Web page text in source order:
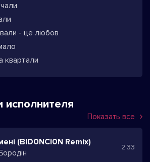
- це любов
квартали
исполнителя
Показать все
(BID0NCI0N Remix)
2:33